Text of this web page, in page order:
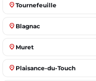
place Tournefeuille
place Blagnac
place Muret
place Plaisance-du-Touch